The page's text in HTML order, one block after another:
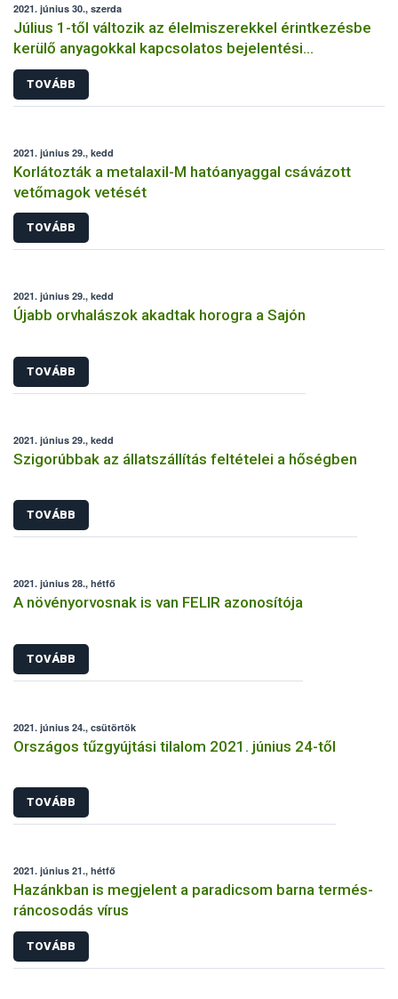
2021. június 30., szerda
Július 1-től változik az élelmiszerekkel érintkezésbe
kerülő anyagokkal kapcsolatos bejelentési
kötelezettség
TOVÁBB
2021. június 29., kedd
Korlátozták a metalaxil-M hatóanyaggal csávázott
vetőmagok vetését
TOVÁBB
2021. június 29., kedd
Újabb orvhalászok akadtak horogra a Sajón
TOVÁBB
2021. június 29., kedd
Szigorúbbak az állatszállítás feltételei a hőségben
TOVÁBB
2021. június 28., hétfő
A növényorvosnak is van FELIR azonosítója
TOVÁBB
2021. június 24., csütörtök
Országos tűzgyújtási tilalom 2021. június 24-től
TOVÁBB
2021. június 21., hétfő
Hazánkban is megjelent a paradicsom barna termés-
ráncosodás vírus
TOVÁBB